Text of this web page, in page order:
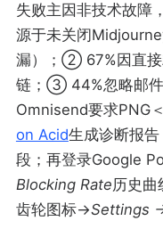
失败主因非技术故障
源于未关闭
漏）；② 67%因直接
链；③ 44%忽略邮件
Omnisend要求PNG
on Acid生成诊断报
段；再登录Google
Blocking Rate历史曲
齿轮图标→Settings